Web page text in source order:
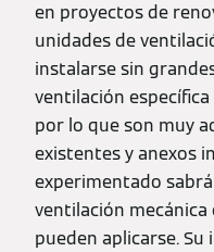
en proyectos de
unidades de
instalarse sin
ventilación
por lo que son muy
existentes y anexos
experimentado
ventilación mecánica
pueden aplicarse.